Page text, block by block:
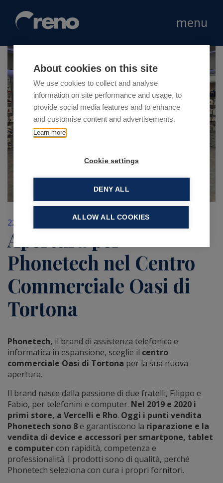
About cookies on this site
We use cookies to collect and analyse
information on site performance and usage, to
provide social media features and to enhance
and customise content and advertisements.
Learn more
Cookie settings
DENY ALL
ALLOW ALL COOKIES
menu
22 Gennaio 2024
Apertura per
Phonetech nel Centro
Commerciale Oasi di
Tortona
Phonetech, il brand di assistenza telefonica e
informatica in espansione, sceglie il centro
commerciale Oasi di Tortona per la sua nuova
apertura.
Il brand nasce dalla passione di due fratelli, Filippo e
Fabio, per telefonini e computer. Nel 2019 e 2020 i
primi store, a Vercelli e Rho. Oggi i punti vendita
Phonetech sono 8e garantiscono la riparazione e la
vendita di device e accessori per smartpone, tablet
e computercon rapidità, competenza e
professionalità. I prodotti sono di qualità, perché
Phonetech seleziona con cura i propri fornitori.